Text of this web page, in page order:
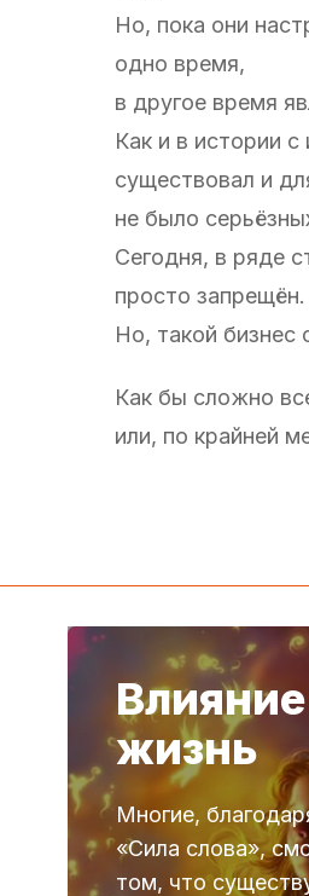
Но, пока они
одно время,
в другое время
Как и в истории
существовал и
не было
Сегодня, в ряде
просто запрещён.
Но, такой бизнес
Как бы сложно
или, по крайней
жизнь
Многие,
«Сила слова»,
том, что